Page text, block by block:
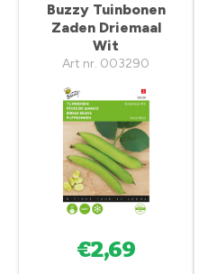
Buzzy Tuinbonen
Zaden Driemaal
Wit
Art nr. 003290
€2,69